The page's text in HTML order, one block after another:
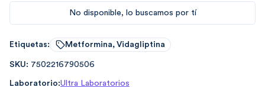
No disponible, lo buscamos por tí
Etiquetas: Metformina, Vidagliptina
SKU: 7502216790506
Laboratorio:Ultra Laboratorios